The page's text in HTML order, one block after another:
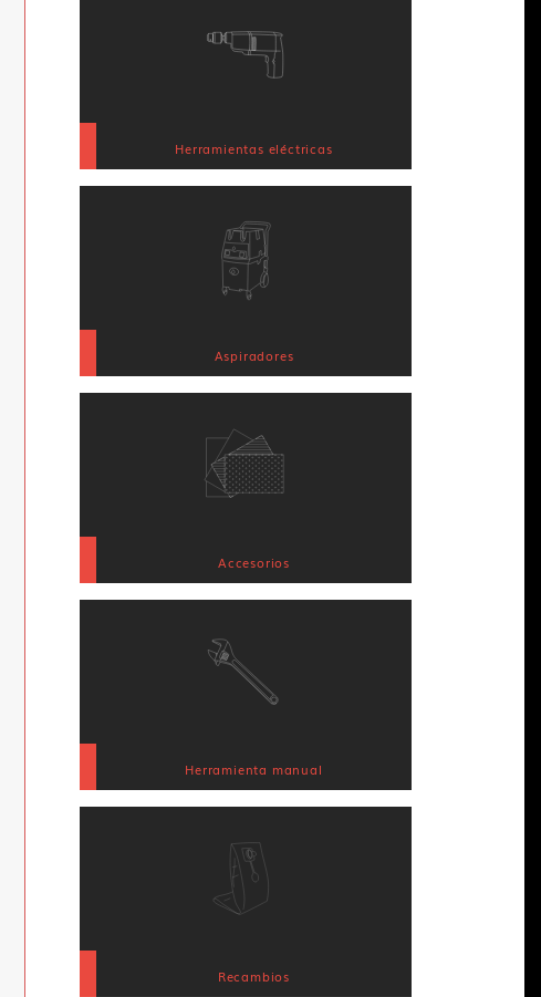
Herramientas eléctricas
Aspiradores
Accesorios
Herramienta manual
Recambios